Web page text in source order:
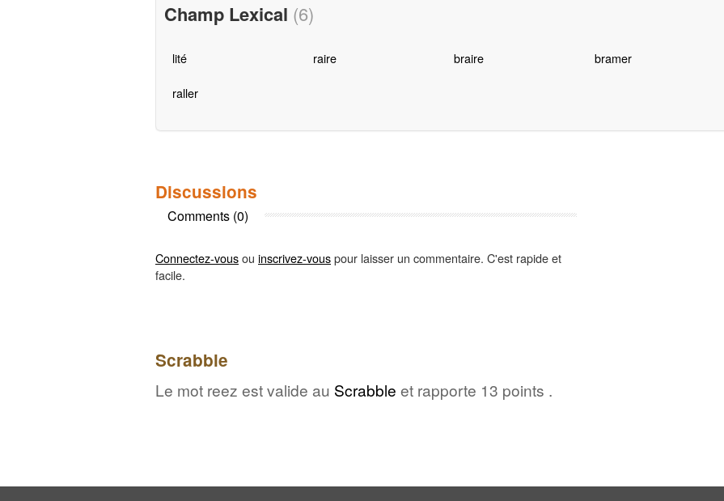
Champ Lexical (6)
lité raire braire bramer
raller
Discussions
Comments (0)
Connectez-vousou inscrivez-vouspour laisser un commentaire. C'est rapide et
facile.
Scrabble
Le mot reez est valide au Scrabble et rapporte 13 points .